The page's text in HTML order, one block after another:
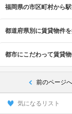
福岡県の市区町村から
都道府県別に賃貸物件
都市にこだわって賃貸
前のページ
気になるリスト